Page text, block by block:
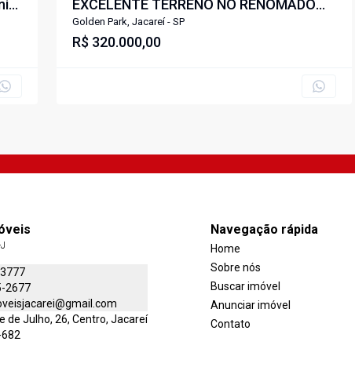
EXCELENTE TERRENO NO RENOMADO
CONDOMÍNIO GOLDEN PARK - 250m²
Golden Park, Jacareí - SP
R$ 320.000,00
2677
de Julho, 26, Centro, Jacareí
682
Navegação rápida
Home
Sobre nós
Buscar imóvel
Anunciar imóvel
Contato